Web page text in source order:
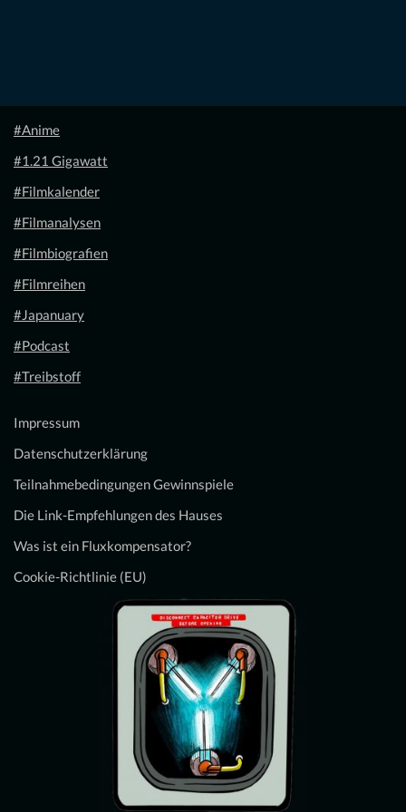
#Anime
#1.21 Gigawatt
#Filmkalender
#Filmanalysen
#Filmbiografien
#Filmreihen
#Japanuary
#Podcast
#Treibstoff
Impressum
Datenschutzerklärung
Teilnahmebedingungen Gewinnspiele
Die Link-Empfehlungen des Hauses
Was ist ein Fluxkompensator?
Cookie-Richtlinie (EU)